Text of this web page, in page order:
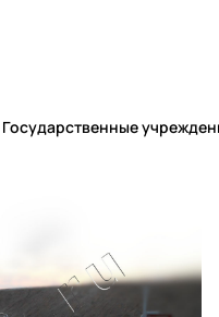
Государственные